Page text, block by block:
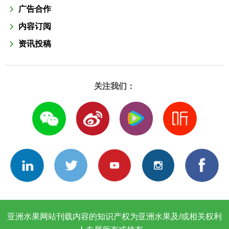
广告合作
内容订阅
资讯投稿
关注我们：
亚洲水果网站刊载内容的知识产权为亚洲水果及/或相关权利